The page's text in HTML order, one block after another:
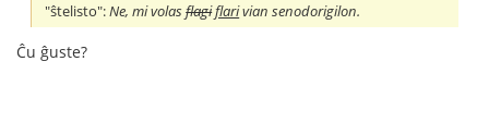
"ŝtelisto":Ne, mi volasflagiflarivian senodorigilon.
Ĉu ĝuste?